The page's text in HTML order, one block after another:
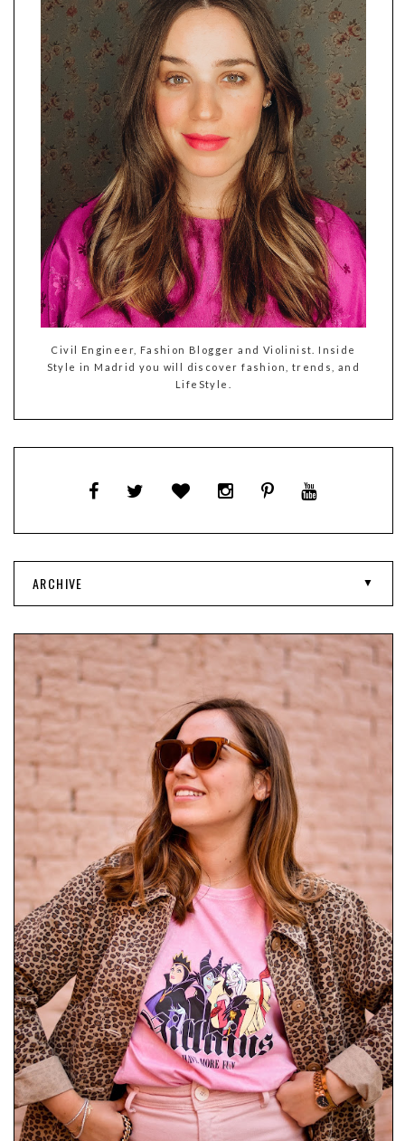
Civil Engineer, Fashion Blogger and Violinist. Inside
Style in Madrid you will discover fashion, trends, and
LifeStyle.
ARCHIVE